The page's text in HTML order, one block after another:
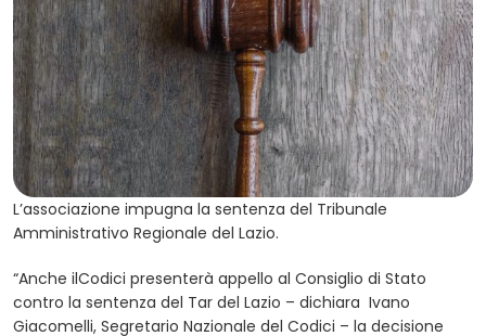
L’associazione impugna la sentenza del Tribunale
Amministrativo Regionale del Lazio.
“Anche ilCodici presenterà appello al Consiglio di Stato
contro la sentenza del Tar del Lazio – dichiara Ivano
Giacomelli, Segretario Nazionale del Codici – la decisione